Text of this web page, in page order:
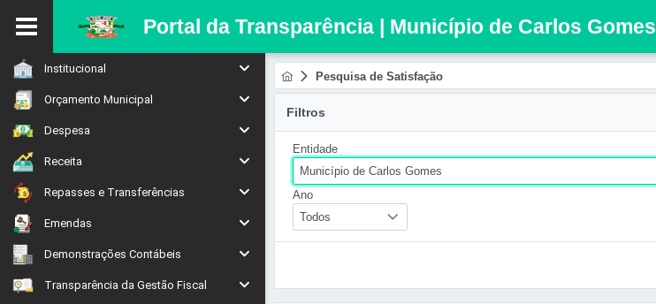
Portal da Transparência | Município de Carlos Gomes
Institucional
Orçamento Municipal
Despesa
Receita
Repasses e Transferências
Emendas
Demonstrações Contábeis
Transparência da Gestão Fiscal
Pesquisa de Satisfação
Filtros
Entidade
Município de Carlos Gomes
Ano
Todos